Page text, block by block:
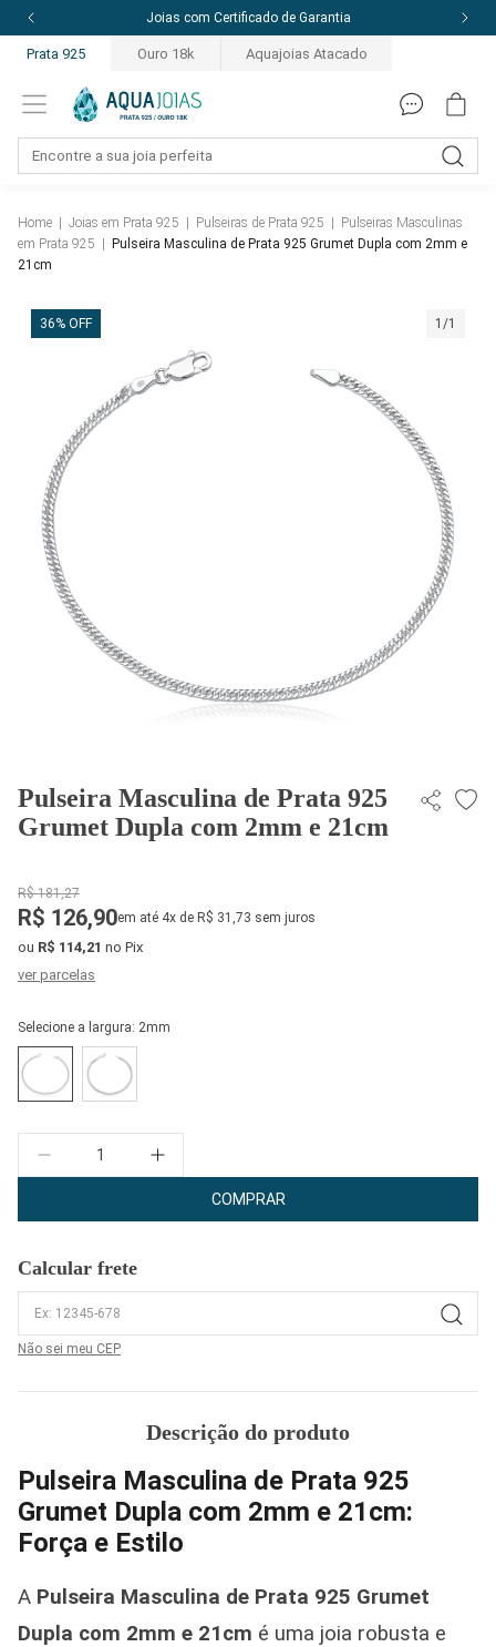
Joias com Certificado de Garantia
Prata 925 Ouro 18k Aquajoias Atacado
Home Joias em Prata 925 Pulseiras de Prata 925
Pulseiras Masculinas
em Prata 925
Pulseira Masculina de Prata 925 Grumet Dupla com 2mm e
21cm
36% OFF 1/1
Pulseira Masculina de Prata 925
Grumet Dupla com 2mm e 21cm
R$ 181,27
R$ 126,90em até 4x de R$ 31,73 sem juros
ou R$ 114,21 no Pix
ver parcelas
Selecione a largura: 2mm
Quantidade
COMPRAR
Calcular frete
Não sei meu CEP
Descrição do produto
Pulseira Masculina de Prata 925
Grumet Dupla com 2mm e 21cm:
Força e Estilo
A Pulseira Masculina de Prata 925 Grumet
Dupla com 2mm e 21cm é uma joia robusta e